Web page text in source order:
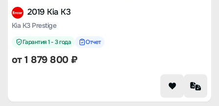
2019 Kia K3
Kia K3 Prestige
Гарантия 1 - 3 года Отчет
от1 879 800₽